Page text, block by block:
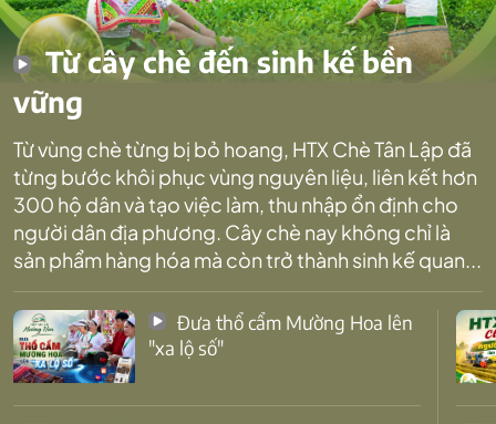
Từ cây chè đến sinh kế bền
vững
Từ vùng chè từng bị bỏ hoang, HTX Chè Tân Lập đã
từng bước khôi phục vùng nguyên liệu, liên kết hơn
300 hộ dân và tạo việc làm, thu nhập ổn định cho
người dân địa phương. Cây chè nay không chỉ là
sản phẩm hàng hóa mà còn trở thành sinh kế quan...
"xa lộ số"